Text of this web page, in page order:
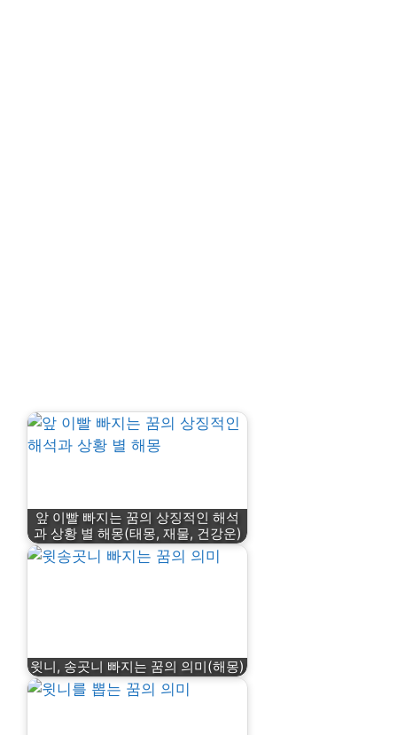
앞 이빨 빠지는 꿈의 상징적인 해석
과 상황 별 해몽(태몽, 재물, 건강운)
윗니, 송곳니 빠지는 꿈의 의미(해몽)